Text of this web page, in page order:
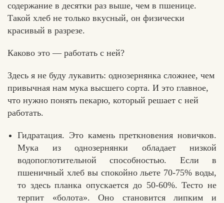
содержание в десятки раз выше, чем в пшенице.
Такой хлеб не только вкусный, он физически
красивый в разрезе.
Каково это — работать с ней?
Здесь я не буду лукавить: однозернянка сложнее, чем
привычная нам мука высшего сорта. И это главное,
что нужно понять пекарю, который решает с ней
работать.
Гидратация. Это камень преткновения новичков.
Мука из однозернянки обладает низкой
водопоглотительной способностью. Если в
пшеничный хлеб вы спокойно льете 70-75% воды,
то здесь планка опускается до 50-60%. Тесто не
терпит «болота». Оно становится липким и